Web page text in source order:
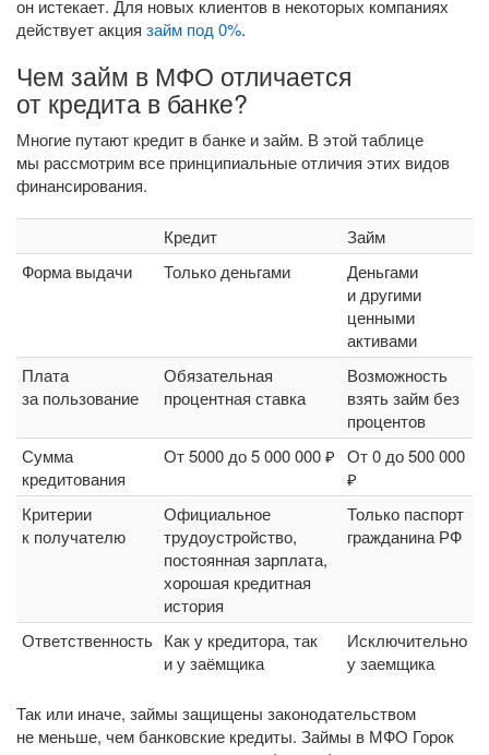
он истекает. Для новых клиентов в некоторых компаниях
действует акция займ под 0%.
Чем займ в МФО отличается
от кредита в банке?
Многие путают кредит в банке и займ. В этой таблице
мы рассмотрим все принципиальные отличия этих видов
финансирования.
Кредит
Займ
Форма выдачи
Только деньгами
Деньгами
и другими
ценными
активами
Плата
за пользование
Обязательная
процентная ставка
Возможность
взять займ без
процентов
Сумма
кредитования
От 5000 до 5 000 000 ₽ От 0 до 500 000
₽
Критерии
к получателю
Официальное
трудоустройство,
постоянная зарплата,
хорошая кредитная
история
Только паспорт
гражданина РФ
Ответственность Как у кредитора, так
и у заёмщика
Исключительно
у заемщика
Так или иначе, займы защищены законодательством
не меньше, чем банковские кредиты. Займы в МФО Горок